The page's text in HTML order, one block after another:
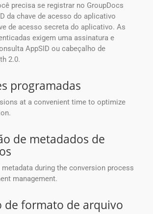
precisa se registrar no GroupDocs
da chave de acesso do aplicativo
de acesso secreta do aplicativo. As
exigem uma assinatura e
AppSID ou cabeçalho de
2.0.
programadas
at a convenient time to optimize
de metadados de
during the conversion process
management.
de formato de arquivo